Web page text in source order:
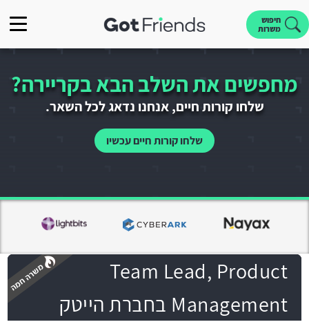
חיפוש
משרות
מחפשים את השלב הבא בקריירה?
שלחו קורות חיים, אנחנו נדאג לכל השאר.
שלחו קורות חיים עכשיו
Team Lead, Product
Management בחברת הייטק